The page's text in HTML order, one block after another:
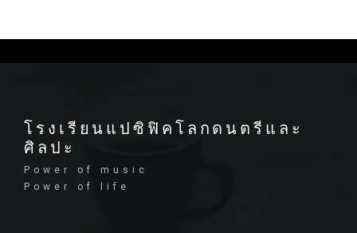
โรงเรียนแปซิฟิคโลกดนตรีและ
ศิลปะ
Power of music
Power of life